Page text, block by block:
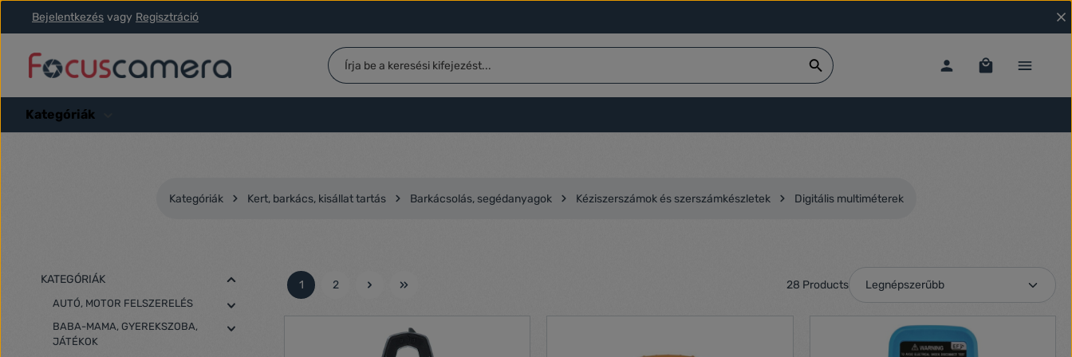
a fő tartalomra
Ugrás a kereséshez
Ugrás a fő navigációhoz
Bejelentkezés vagy Regisztráció
Kategóriák
Kategóriák Kert, barkács, kisállat tartás Barkácsolás, segédanyagok Kéziszerszámok és szerszámkészletek Digitális multiméterek
KATEGÓRIÁK
AUTÓ, MOTOR FELSZERELÉS
BABA-MAMA, GYEREKSZOBA,
JÁTÉKOK
Oldal
1
Oldal
2 28 Products